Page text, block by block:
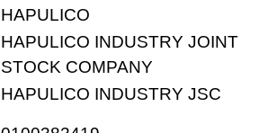
HAPULICO
HAPULICO INDUSTRY JOINT
STOCK COMPANY
HAPULICO INDUSTRY JSC